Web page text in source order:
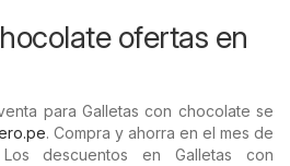
ofertas en
para Galletas con chocolate se
. Compra y ahorra en el mes de
descuentos en Galletas con